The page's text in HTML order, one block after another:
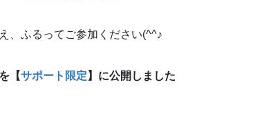
、ふるってご参加ください(^^♪
【サポート限定 】に公開しました